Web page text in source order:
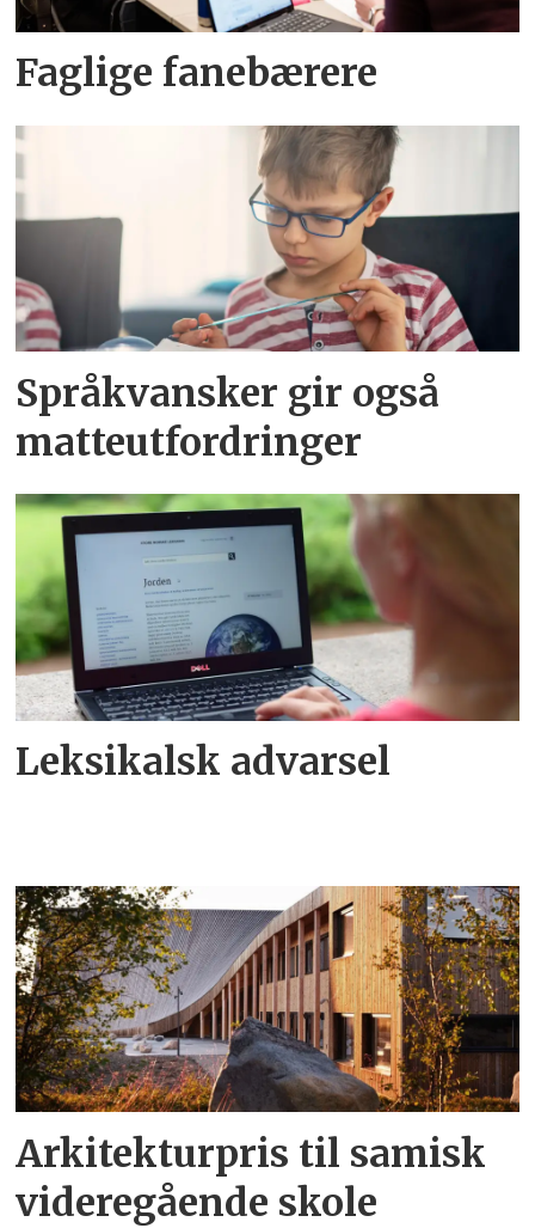
Faglige fanebærere
Språkvansker gir også
matteutfordringer
Leksikalsk advarsel
Arkitekturpris til samisk
videregående skole